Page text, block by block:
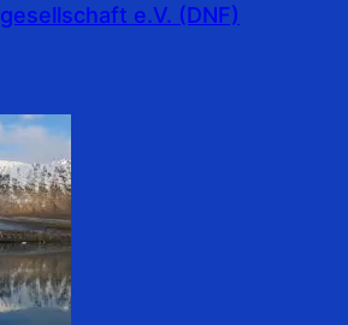
e.V. (DNF)